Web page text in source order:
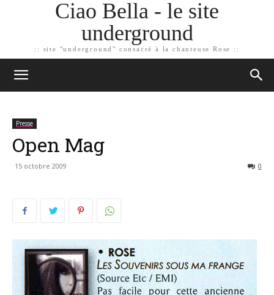
Ciao Bella - le site
underground
:: site "underground" consacré à la chanteuse Rose ::
Presse
Open Mag
15 octobre 2009 0